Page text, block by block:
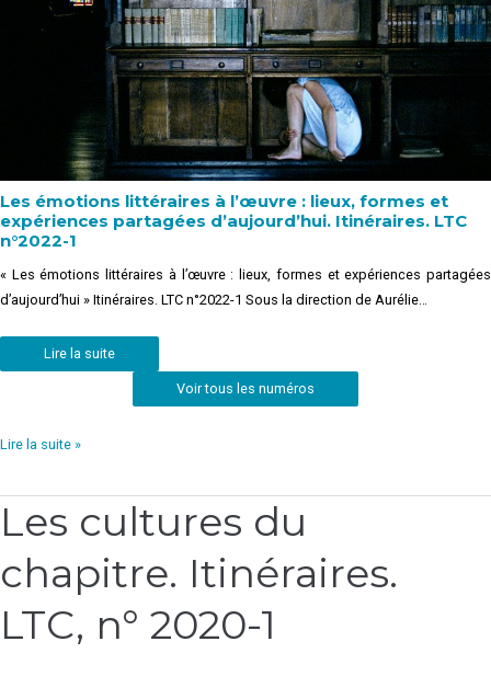
Les émotions littéraires à l’œuvre : lieux, formes et
expériences partagées d’aujourd’hui. Itinéraires. LTC
n°2022-1
« Les émotions littéraires à l’œuvre : lieux, formes et expériences partagées
d’aujourd’hui » Itinéraires. LTC n°2022-1 Sous la direction de Aurélie…
Lire la suite
Voir tous les numéros
Lire la suite »
Les cultures du
chapitre. Itinéraires.
LTC, n° 2020-1
Les
cultures
chapitre.
Itinéraires.
LTC,